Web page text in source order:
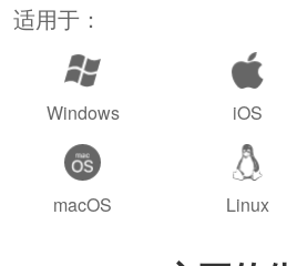
适用于：
Windows iOS
macOS Linux